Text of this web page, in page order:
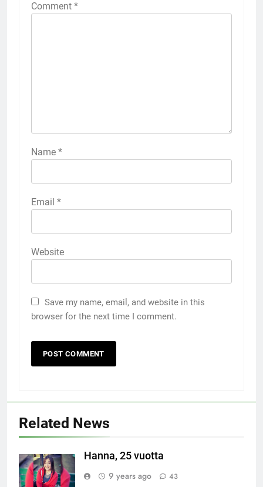
Comment *
Name *
Email *
Website
Save my name, email, and website in this
browser for the next time I comment.
Related News
Hanna, 25 vuotta
9 years ago
43